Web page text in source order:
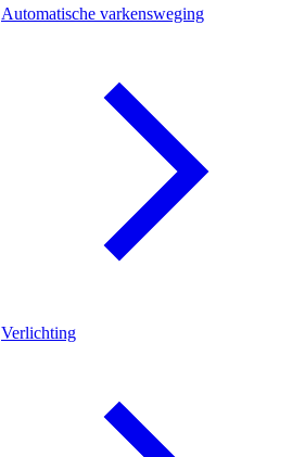
Automatische varkensweging
Verlichting